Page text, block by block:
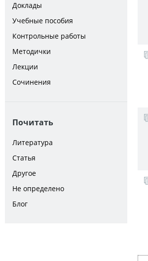
Доклады
Учебные пособия
Контрольные работы
Методички
Лекции
Сочинения
Почитать
Литература
Статья
Другое
Не определено
Блог